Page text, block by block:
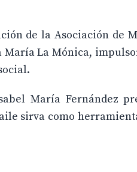
de la Asociación de
María La Mónica,
María Fernández
sirva como